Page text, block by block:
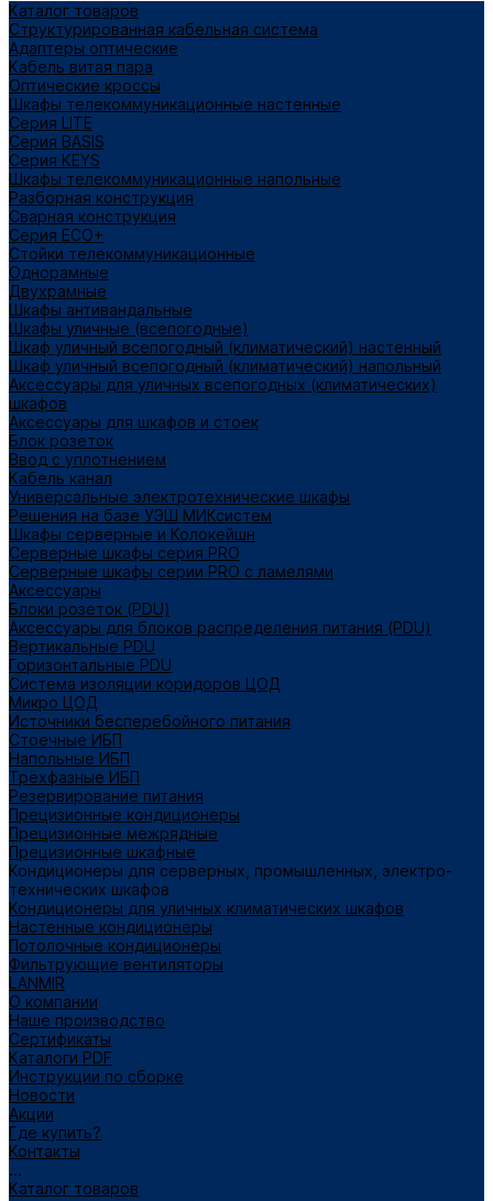
Каталог товаров
Структурированная кабельная система
Адаптеры оптические
Кабель витая пара
Оптические кроссы
Шкафы телекоммуникационные настенные
Cерия LITE
Cерия BASIS
Cерия KEYS
Шкафы телекоммуникационные напольные
Разборная конструкция
Сварная конструкция
Серия ECO+
Стойки телекоммуникационные
Однорамные
Двухрамные
Шкафы антивандальные
Шкафы уличные (всепогодные)
Шкаф уличный всепогодный (климатический) настенный
Шкаф уличный всепогодный (климатический) напольный
Аксессуары для уличных всепогодных (климатических)
шкафов
Аксессуары для шкафов и стоек
Блок розеток
Ввод с уплотнением
Кабель канал
Универсальные электротехнические шкафы
Решения на базе УЭШ МИКсистем
Шкафы серверные и Колокейшн
Серверные шкафы серия PRO
Серверные шкафы серии PRO с ламелями
Аксессуары
Блоки розеток (PDU)
Аксессуары для блоков распределения питания (PDU)
Вертикальные PDU
Горизонтальные PDU
Система изоляции коридоров ЦОД
Микро ЦОД
Источники бесперебойного питания
Стоечные ИБП
Напольные ИБП
Трёхфазные ИБП
Резервирование питания
Прецизионные кондиционеры
Прецизионные межрядные
Прецизионные шкафные
Кондиционеры для серверных, промышленных, электро-
технических шкафов
Кондиционеры для уличных климатических шкафов
Настенные кондиционеры
Потолочные кондиционеры
Фильтрующие вентиляторы
LANMIR
О компании
Наше производство
Сертификаты
Каталоги PDF
Инструкции по сборке
Новости
Акции
Где купить?
Контакты
...
Каталог товаров